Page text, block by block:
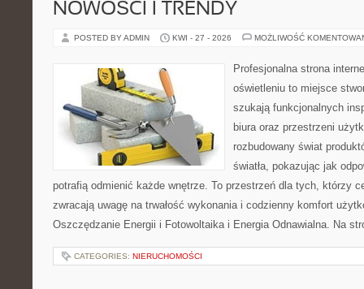
NOWOŚCI I TRENDY
POSTED BY ADMIN KWI - 27 - 2026 MOŻLIWOŚĆ
Profesjonalna strona
oświetleniu to miejsce
szukają funkcjonalnych
biura oraz przestrzeni
rozbudowany świat
światła, pokazując jak
potrafią odmienić każde wnętrze. To przestrzeń dla tych, którzy
zwracają uwagę na trwałość wykonania i codzienny komfort
Oszczędzanie Energii i Fotowoltaika i Energia Odnawialna. Na
CATEGORIES: NIERUCHOMOŚCI